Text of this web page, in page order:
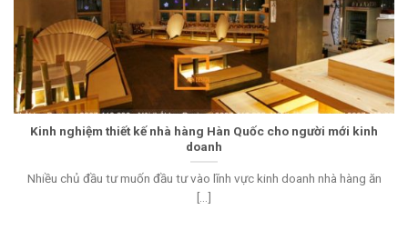
Kinh nghiệm thiết kế nhà hàng Hàn Quốc cho người mới kinh
doanh
Nhiều chủ đầu tư muốn đầu tư vào lĩnh vực kinh doanh nhà hàng ăn
[...]